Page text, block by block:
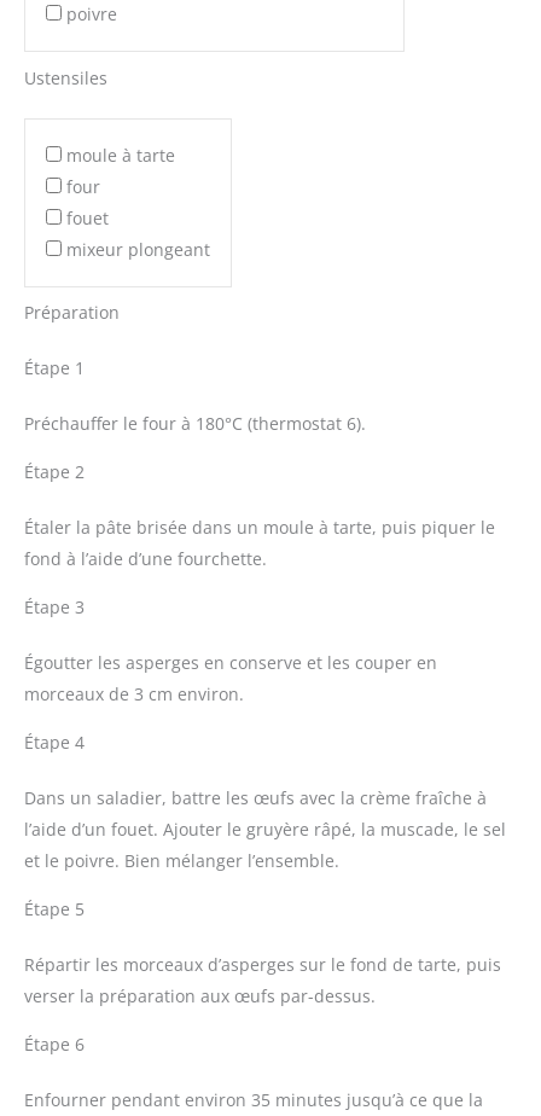
poivre
Ustensiles
moule à tarte
four
fouet
mixeur plongeant
Préparation
Étape 1
Préchauffer le four à 180°C (thermostat 6).
Étape 2
Étaler la pâte brisée dans un moule à tarte, puis piquer le
fond à l’aide d’une fourchette.
Étape 3
Égoutter les asperges en conserve et les couper en
morceaux de 3 cm environ.
Étape 4
Dans un saladier, battre les œufs avec la crème fraîche à
l’aide d’un fouet. Ajouter le gruyère râpé, la muscade, le sel
et le poivre. Bien mélanger l’ensemble.
Étape 5
Répartir les morceaux d’asperges sur le fond de tarte, puis
verser la préparation aux œufs par-dessus.
Étape 6
Enfourner pendant environ 35 minutes jusqu’à ce que la